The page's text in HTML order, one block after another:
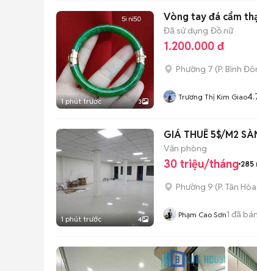
1 phút trước 3
Vòng tay đá cẩm
Đã sử dụng Đồ nữ
1.200.000 đ
Phường 7 (P. Bình
Trương Thị Kim Giao
1 phút trước 4
GIÁ THUÊ 5$/M2
Văn phòng
30 triệu/tháng 285
Phường 9 (P. Tân Hòa
Phạm Cao Sơn1 đã bán